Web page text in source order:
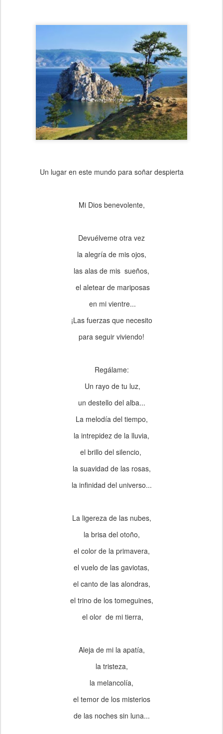
Un lugar en este mundo para soñar despierta
Mi Dios benevolente,
Devuélveme otra vez
la alegría de mis ojos,
las alas de mis sueños,
el aletear de mariposas
en mi vientre...
¡Las fuerzas que necesito
para seguir viviendo!
Regálame:
Un rayo de tu luz,
un destello del alba...
La melodía del tiempo,
la intrepidez de la lluvia,
el brillo del silencio,
la suavidad de las rosas,
la infinidad del universo...
La ligereza de las nubes,
la brisa del otoño,
el color de la primavera,
el vuelo de las gaviotas,
el canto de las alondras,
el trino de los tomeguines,
el olor de mi tierra,
Aleja de mi la apatía,
la tristeza,
la melancolía,
el temor de los misterios
de las noches sin luna...